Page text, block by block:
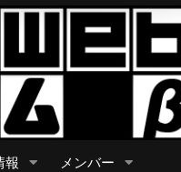
報 メンバー